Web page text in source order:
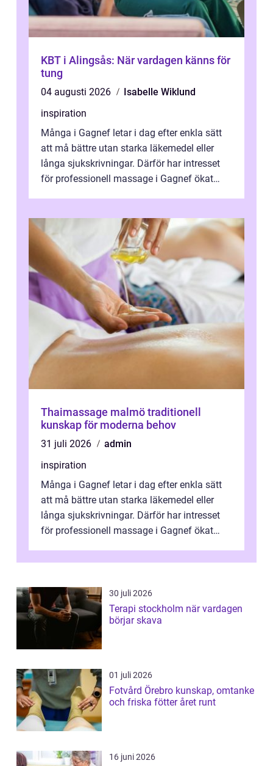
KBT i Alingsås: När vardagen känns för
tung
04 augusti 2026
Isabelle Wiklund
inspiration
Många i Gagnef letar i dag efter enkla sätt
att må bättre utan starka läkemedel eller
långa sjukskrivningar. Därför har intresset
för professionell massage i Gagnef ökat
Thaimassage malmö traditionell
kunskap för moderna behov
31 juli 2026
admin
inspiration
Många i Gagnef letar i dag efter enkla sätt
att må bättre utan starka läkemedel eller
långa sjukskrivningar. Därför har intresset
för professionell massage i Gagnef ökat
30 juli 2026
Terapi stockholm när vardagen
börjar skava
01 juli 2026
Fotvård Örebro kunskap, omtanke
och friska fötter året runt
16 juni 2026